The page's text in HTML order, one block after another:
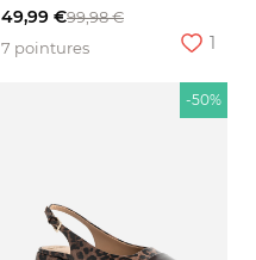
49,99 €99,98 €
7 pointures
1
-50%